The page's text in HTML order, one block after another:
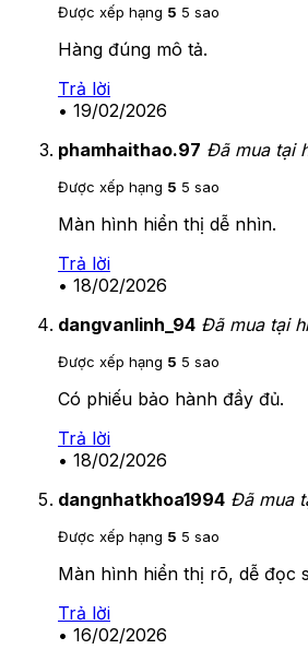
Được xếp hạng 5 5 sao
Hàng đúng mô tả.
Trả lời
• 19/02/2026
phamhaithao.97 Đã mua tại
Được xếp hạng 5 5 sao
Màn hình hiển thị dễ nhìn.
Trả lời
• 18/02/2026
dangvanlinh_94 Đã mua tại
Được xếp hạng 5 5 sao
Có phiếu bảo hành đầy đủ.
Trả lời
• 18/02/2026
dangnhatkhoa1994 Đã mua
Được xếp hạng 5 5 sao
Màn hình hiển thị rõ, dễ đọc
Trả lời
• 16/02/2026